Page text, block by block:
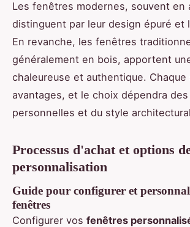
Les fenêtres modernes, souvent en
distinguent par leur design épuré et
En revanche, les fenêtres
généralement en bois, apportent
chaleureuse et authentique. Chaque
avantages, et le choix dépendra
personnelles et du style
Processus d'achat et options
personnalisation
Guide pour configurer et
fenêtres
Configurer vos fenêtres